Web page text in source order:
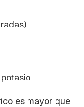
es mayor que